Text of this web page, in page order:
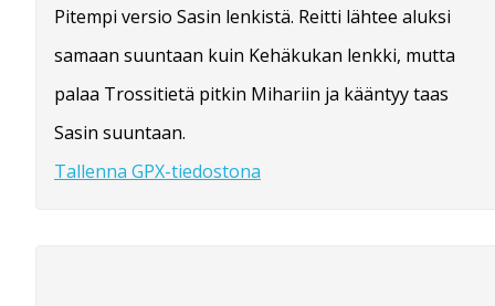
Pitempi versio Sasin lenkistä. Reitti lähtee aluksi
samaan suuntaan kuin Kehäkukan lenkki, mutta
palaa Trossitietä pitkin Mihariin ja kääntyy taas
Sasin suuntaan.
Tallenna GPX-tiedostona